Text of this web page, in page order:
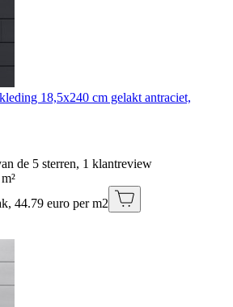
18,5x240 cm gelakt antraciet,
de 5 sterren, 1 klantreview
44.79 euro per m2